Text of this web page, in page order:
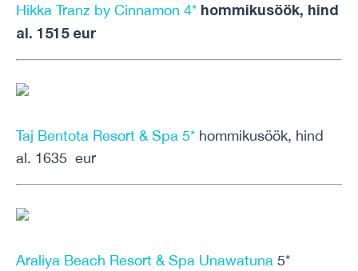
Hikka Tranz by Cinnamon 4* hommikusöök, hind
al. 1515 eur
Taj Bentota Resort & Spa 5* hommikusöök, hind
al. 1635 eur
Araliya Beach Resort & Spa Unawatuna 5*